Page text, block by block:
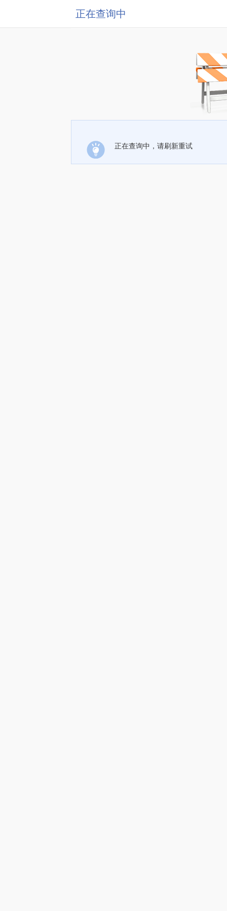
正在查询中
正在查询中，请刷新重试